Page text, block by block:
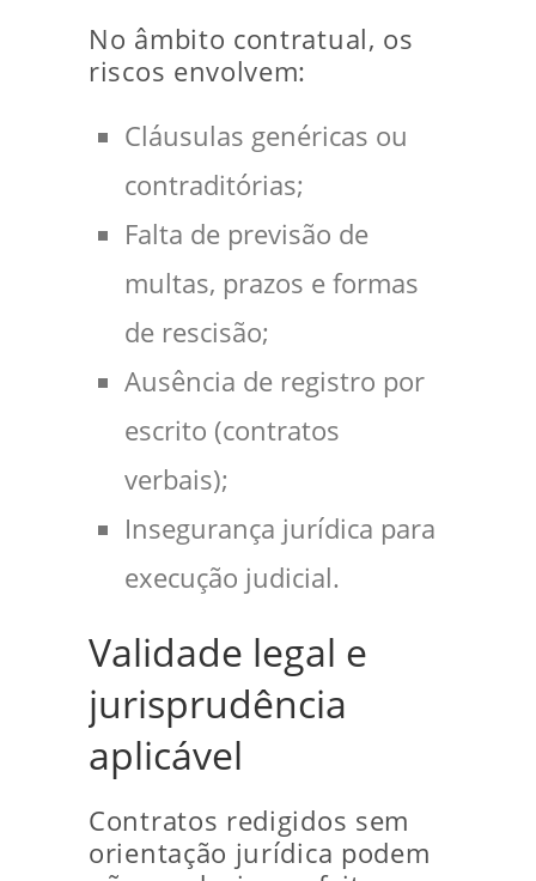
No âmbito contratual, os
riscos envolvem:
Cláusulas genéricas ou
contraditórias;
Falta de previsão de
multas, prazos e formas
de rescisão;
Ausência de registro por
escrito (contratos
verbais);
Insegurança jurídica para
execução judicial.
Validade legal e
jurisprudência
aplicável
Contratos redigidos sem
orientação jurídica podem